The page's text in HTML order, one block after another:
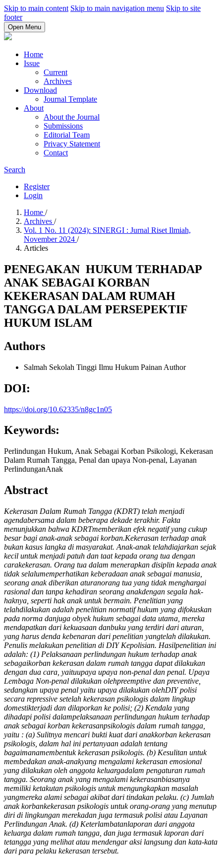
Skip to main content Skip to main navigation menu Skip to site
footer
Open Menu
Home
Issue
Current
Archives
Download
Journal Template
About
About the Journal
Submissions
Editorial Team
Privacy Statement
Contact
Search
Register
Login
Home /
Archives /
Vol. 1 No. 11 (2024): SINERGI : Jurnal Riset Ilmiah,
November 2024 /
Articles
PENEGAKAN HUKUM TERHADAP
ANAK SEBAGAI KORBAN
KEKERASAN DALAM RUMAH
TANGGA DALAM PERSEPEKTIF
HUKUM ISLAM
Authors
Salmah Sekolah Tinggi Ilmu Hukum Painan Author
DOI:
https://doi.org/10.62335/n8gc1n05
Keywords:
Perlindungan Hukum, Anak Sebagai Korban Psikologi, Kekerasan
Dalam Rumah Tangga, Penal dan upaya Non-penal, Layanan
PerlindunganAnak
Abstract
Kekerasan Dalam Rumah Tangga (KDRT) telah menjadi
agendabersama dalam beberapa dekade terakhir. Fakta
menunjukkan bahwa KDRTmemberikan efek negatif yang cukup
besar bagi anak-anak sebagai korban.Kekerasan terhadap anak
bukan kasus langka di masyarakat. Anak-anak telahdiajarkan sejak
kecil untuk menjadi patuh dan taat kepada orang tua dengan
carakekerasan. Orang tua dalam menerapkan disiplin kepada anak
tidak selalumemperhatikan keberadaan anak sebagai manusia,
seorang anak diberikan aturanorang tua yang tidak menghargai
rasional dan tanpa kehadiran seorang anakdengan segala hak-
haknya, seperti hak anak untuk bermain. Penelitian yang
telahdilakukan adalah penelitian normatif hukum yang difokuskan
pada norma danjuga obyek hukum sebagai data utama, mereka
mendapatkan dari kekuasaan danbuku yang terdiri dari aturan,
yang harus denda kebenaran dari penelitian yangtelah dilakukan.
Penulis melakukan penelitian di DIY Kepolisian. Hasilpenelitian ini
adalah: (1) Pelaksanaan perlindungan hukum terhadap anak
sebagaikorban kekerasan dalam rumah tangga dapat dilakukan
dengan dua cara, yaituupaya upaya non-penal dan penal. Upaya
Lembaga Non-penal dilakukan olehpreemptive dan preventive,
sedangkan upaya penal yaitu upaya dilakukan olehDIY polisi
secara repressive setelah kekerasan psikologis dalam lingkup
domestikterjadi dan dilaporkan ke polisi; (2) Kendala yang
dihadapi polisi dalampelaksanaan perlindungan hukum terhadap
anak sebagai korban kekerasanpsikologis dalam rumah tangga,
yaitu : (a) Sulitnya mencari bukti kuat dari anakkorban kekerasan
psikologis, dalam hal ini pertanyaan adalah tentang
bagaimanamembentuk kekerasan psikologis. (b) Kesulitan untuk
membedakan anak-anakyang mengalami kekerasan emosional
yang dilakukan oleh anggota keluargadalam pengaturan rumah
tangga. Seorang anak yang mengalami kekerasanbiasanya
memiliki ketakutan psikologis untuk mengungkapkan masalah
yangmereka alami sebagai akibat dari tindakan pelaku. (c) Jumlah
anak korbankekerasan psikologis untuk orang-orang yang menutup
diri di lingkungan merekadan juga termasuk polisi atau Layanan
Perlindungan Anak. (d) Keterlambatanlaporan dari anggota
keluarga dalam rumah tangga, dan juga termasuk laporan dari
tetangga yang melihat atau mendengar aksi langsung dan kata-kata
dari para pelaku kekerasan tersebut.